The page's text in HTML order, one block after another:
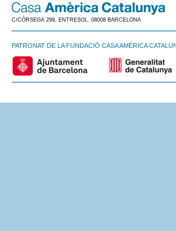
C/CÒRSEGA 299, ENTRESOL. 08008 BARCELONA
PATRONAT DE LA FUNDACIÓ CASA AMÈRICA